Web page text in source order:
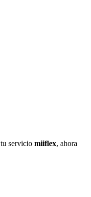
servicio miiflex, ahora